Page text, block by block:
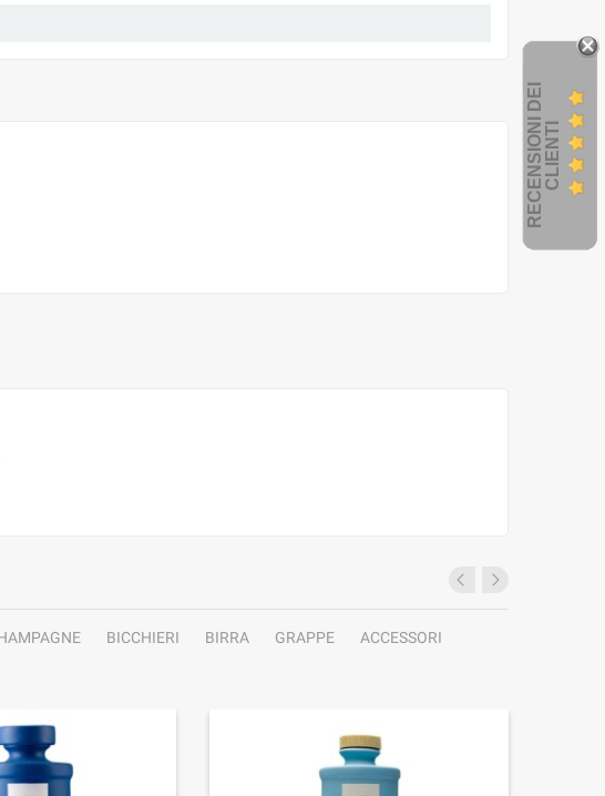
BICCHIERI BIRRA GRAPPE
ACCESSORI
R
E
C
E
N
S
I
ON
I
D
E
I
C
L
I
E
N
TI